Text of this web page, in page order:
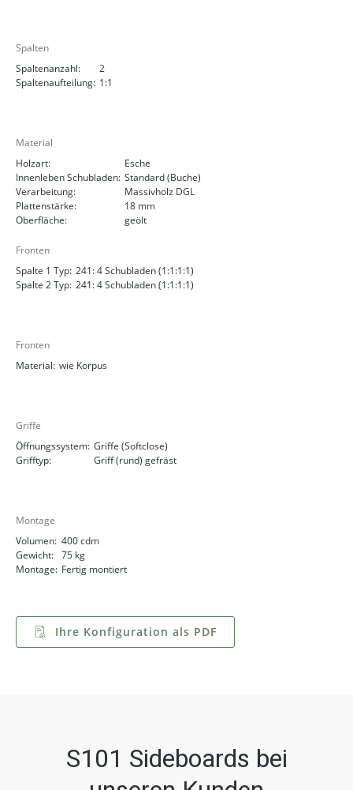
Spalten
Spaltenanzahl:
2
Spaltenaufteilung: 1:1
Material
Holzart:
Esche
Innenleben Schubladen: Standard (Buche)
Verarbeitung:
Massivholz DGL
Plattenstärke:
18 mm
Oberfläche:
geölt
Fronten
Spalte 1 Typ: 241: 4 Schubladen (1:1:1:1)
Spalte 2 Typ: 241: 4 Schubladen (1:1:1:1)
Fronten
Material: wie Korpus
Griffe
Öffnungssystem: Griffe (Softclose)
Grifftyp:
Griff (rund) gefräst
Montage
Volumen: 400 cdm
Gewicht: 75 kg
Montage: Fertig montiert
Ihre Konfiguration als PDF
S101 Sideboards bei